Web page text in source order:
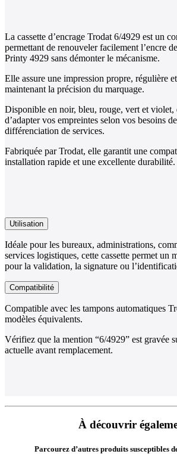
La cassette d’encrage Trodat 6/4929 est un
permettant de renouveler facilement l’encre
Printy 4929 sans démonter le mécanisme.
Elle assure une impression propre, régulière
maintenant la précision du marquage.
Disponible en noir, bleu, rouge, vert et
d’adapter vos empreintes selon vos besoins
différenciation de services.
Fabriquée par Trodat, elle garantit une
installation rapide et une excellente durabilité.
Utilisation
Idéale pour les bureaux, administrations,
services logistiques, cette cassette permet un
pour la validation, la signature ou
Compatibilité
Compatible avec les tampons automatiques
modèles équivalents.
Vérifiez que la mention “6/4929” est gravée
actuelle avant remplacement.
À découvrir
Parcourez d’autres produits susceptibles